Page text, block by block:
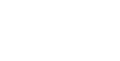
，並於存款單據寫上訂單編號後電郵至
**我們不會處理沒有提供存款單據的訂